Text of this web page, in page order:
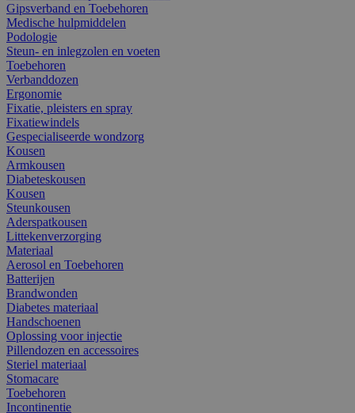
Gipsverband en Toebehoren
Medische hulpmiddelen
Podologie
Steun- en inlegzolen en voeten
Toebehoren
Verbanddozen
Ergonomie
Fixatie, pleisters en spray
Fixatiewindels
Gespecialiseerde wondzorg
Kousen
Armkousen
Diabeteskousen
Kousen
Steunkousen
Aderspatkousen
Littekenverzorging
Materiaal
Aerosol en Toebehoren
Batterijen
Brandwonden
Diabetes materiaal
Handschoenen
Oplossing voor injectie
Pillendozen en accessoires
Steriel materiaal
Stomacare
Toebehoren
Incontinentie